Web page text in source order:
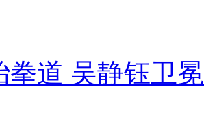
拳道 吴静钰卫冕